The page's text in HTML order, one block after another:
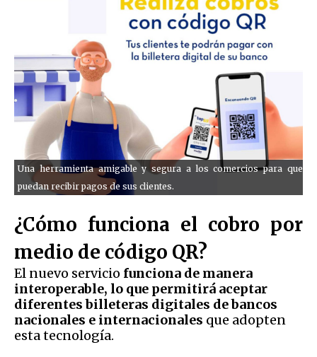
Una herramienta amigable y segura a los comercios para que
puedan recibir pagos de sus clientes.
¿Cómo funciona el cobro por
medio de código QR?
El nuevo servicio funciona de manera
interoperable, lo que permitirá aceptar
diferentes billeteras digitales de bancos
nacionales e internacionales que adopten
esta tecnología.